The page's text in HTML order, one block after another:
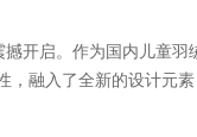
撼开启。作为国内儿童羽
，融入了全新的设计元素